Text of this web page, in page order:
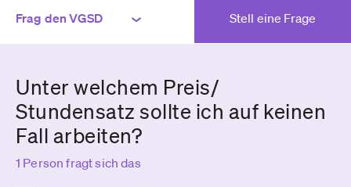
Frag den VGSD Stell eine Frage
Unter welchem Preis/
Stundensatz sollte ich auf keinen
Fall arbeiten?
1 Person fragt sich das